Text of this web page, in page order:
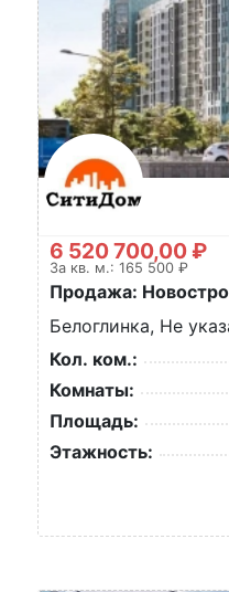
6 520 700,00 ₽
За кв. м.: 165 500 ₽
Продажа:
Белоглинка, Не
Кол. ком.:
Комнаты:
Площадь:
Этажность: